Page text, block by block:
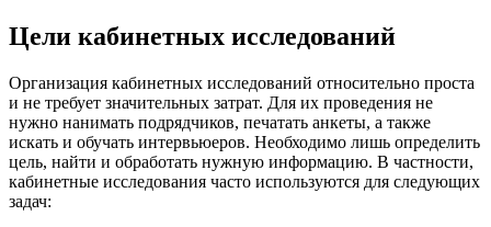
Цели кабинетных исследований
Организация кабинетных исследований относительно проста
и не требует значительных затрат. Для их проведения не
нужно нанимать подрядчиков, печатать анкеты, а также
искать и обучать интервьюеров. Необходимо лишь определить
цель, найти и обработать нужную информацию. В частности,
кабинетные исследования часто используются для следующих
задач: